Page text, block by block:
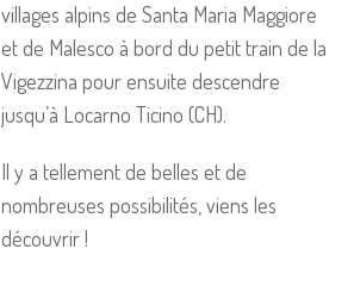
villages alpins de Santa Maria Maggiore
et de Malesco à bord du petit train de la
Vigezzina pour ensuite descendre
jusqu’à Locarno Ticino (CH).
Il y a tellement de belles et de
nombreuses possibilités, viens les
découvrir !